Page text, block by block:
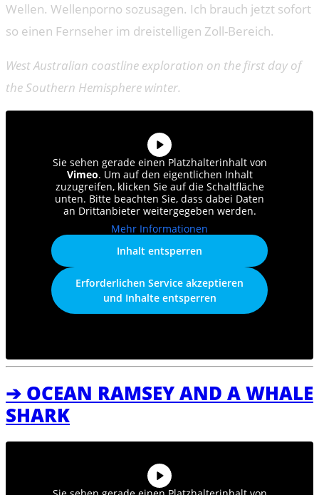
Wellen. Wellenporno sozusagen. Ich brauch jetzt sofort
so einen Fernseher im dreistelligen Zoll-Bereich.
West Australian coastline exploration on the first day of
the Southern Hemisphere winter.
Sie sehen gerade einen Platzhalterinhalt von
Vimeo. Um auf den eigentlichen Inhalt
zuzugreifen, klicken Sie auf die Schaltfläche
unten. Bitte beachten Sie, dass dabei Daten
an Drittanbieter weitergegeben werden.
Mehr Informationen
Inhalt entsperren
Erforderlichen Service akzeptieren
und Inhalte entsperren
➔ OCEAN RAMSEY AND A WHALE
SHARK